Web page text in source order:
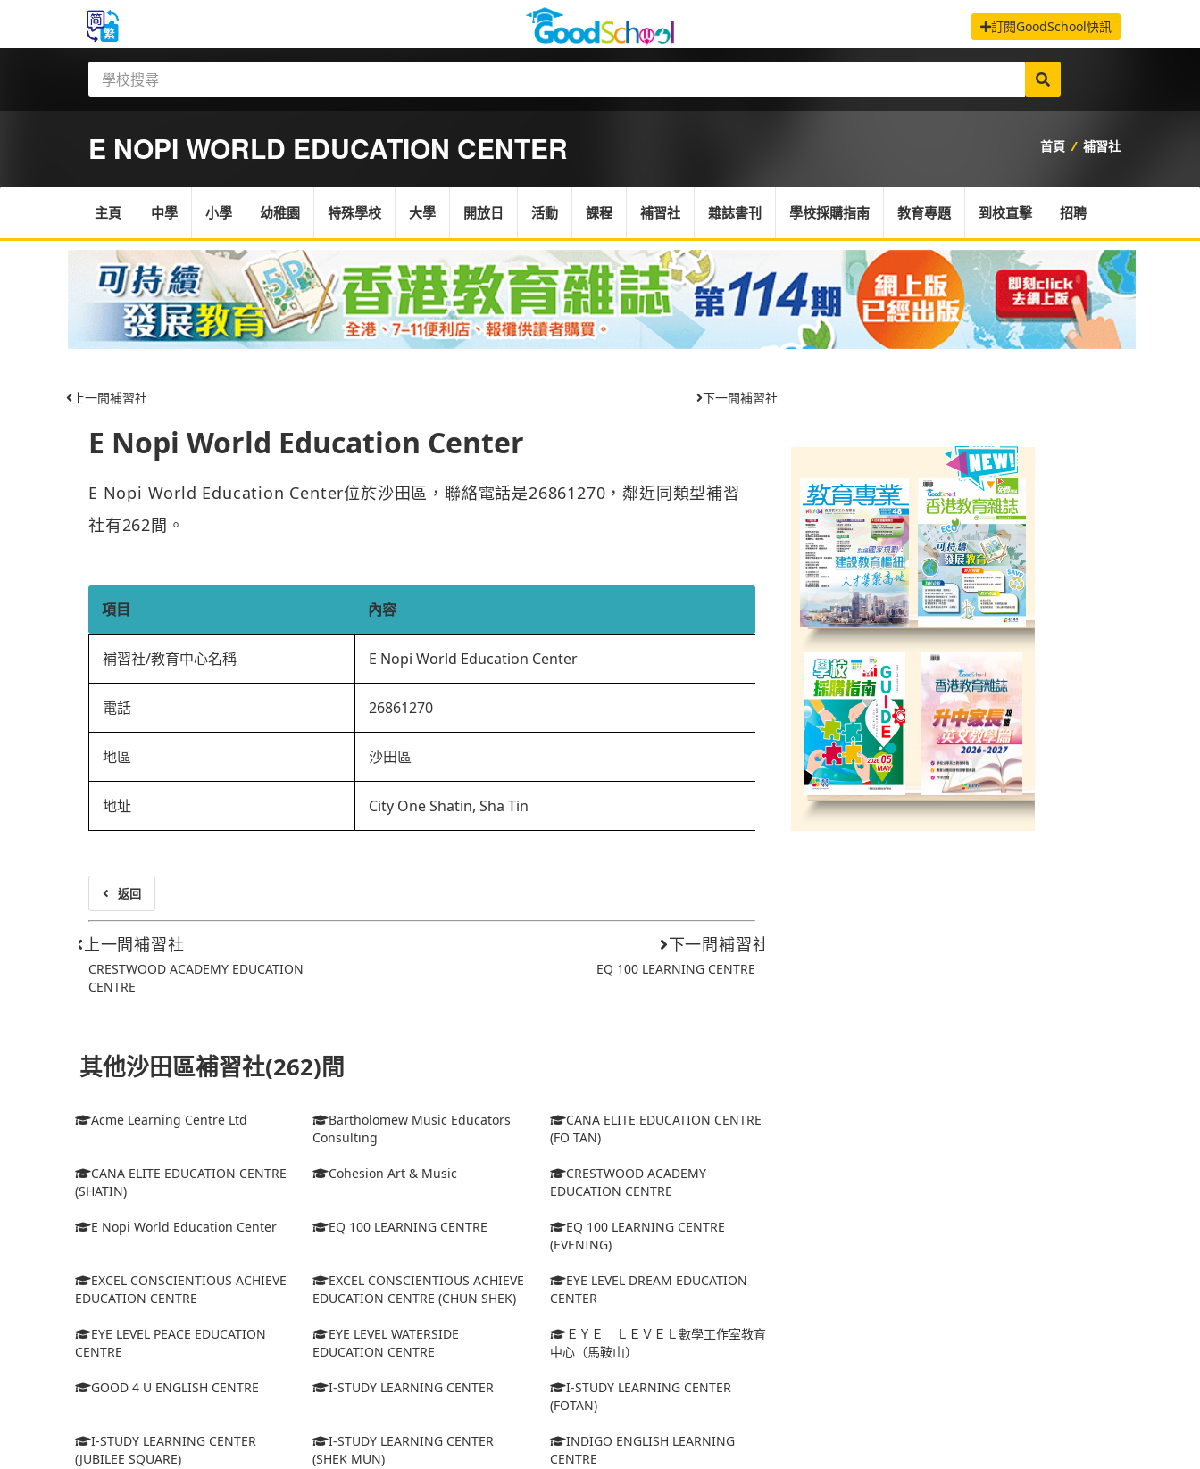
訂閱GoodSchool快訊
E NOPI WORLD EDUCATION CENTER 首頁 / 補習社
主頁 中學 小學 幼稚園 特殊學校 大學 開放日 活動 課程 補習社 雜誌書刊 學校採購指南 教育專題 到校直擊 招聘
上一間補習社 下一間補習社
E Nopi World Education Center
E Nopi World Education Center位於沙田區，聯絡電話是26861270，鄰近同類型補習
社有262間。
項目 內容
補習社/教育中心名稱 E Nopi World Education Center
電話 26861270
地區 沙田區
地址 City One Shatin, Sha Tin
返回
上一間補習社
CRESTWOOD ACADEMY EDUCATION
CENTRE
下一間補習社
EQ 100 LEARNING CENTRE
其他沙田區補習社(262)間
Acme Learning Centre Ltd
Bartholomew Music Educators
Consulting
CANA ELITE EDUCATION CENTRE
(FO TAN)
CANA ELITE EDUCATION CENTRE
(SHATIN)
Cohesion Art & Music
CRESTWOOD ACADEMY
EDUCATION CENTRE
E Nopi World Education Center EQ 100 LEARNING CENTRE
EQ 100 LEARNING CENTRE
(EVENING)
EXCEL CONSCIENTIOUS ACHIEVE
EDUCATION CENTRE
EXCEL CONSCIENTIOUS ACHIEVE
EDUCATION CENTRE (CHUN SHEK)
EYE LEVEL DREAM EDUCATION
CENTER
EYE LEVEL PEACE EDUCATION
CENTRE
EYE LEVEL WATERSIDE
EDUCATION CENTRE
ＥＹＥ ＬＥＶＥＬ數學工作室教育
中心（馬鞍山）
GOOD 4 U ENGLISH CENTRE I-STUDY LEARNING CENTER
I-STUDY LEARNING CENTER
(FOTAN)
I-STUDY LEARNING CENTER
(JUBILEE SQUARE)
I-STUDY LEARNING CENTER
(SHEK MUN)
INDIGO ENGLISH LEARNING
CENTRE